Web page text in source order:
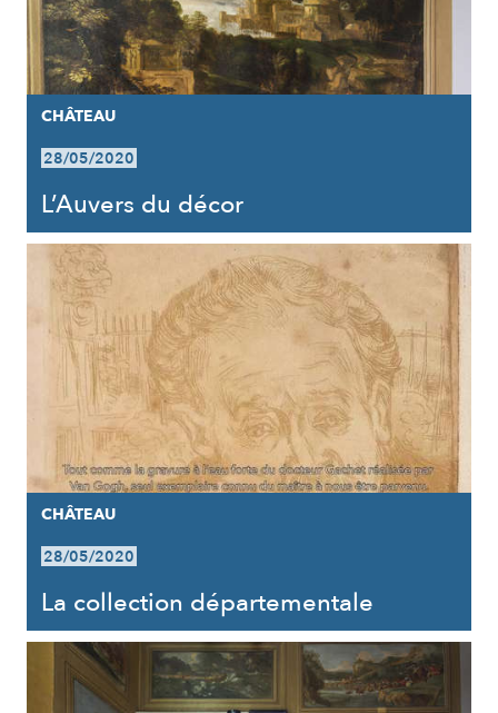
CHÂTEAU
28/05/2020
L’Auvers du décor
CHÂTEAU
28/05/2020
La collection départementale